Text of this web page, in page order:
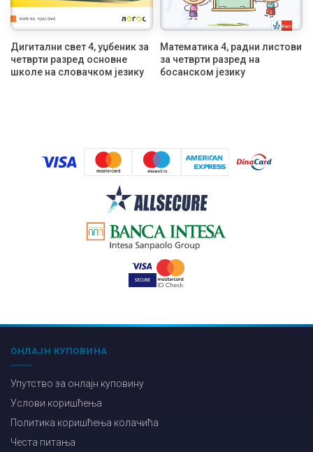
Дигитални свет 4, уџбеник за
четврти разред основне
школе на словачком језику
Математика 4, радни листови
за четврти разред на
босанском језику
ОНЛАЈН КУПОВИНА
Упутство за онлајн куповину
Услови коришћења
Политика коришћења колачића
Честа питања